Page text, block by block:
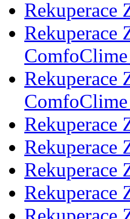
Rekuperace
Rekuperace
Rekuperace
Rekuperace
Rekuperace
Rekuperace
Rekuperace